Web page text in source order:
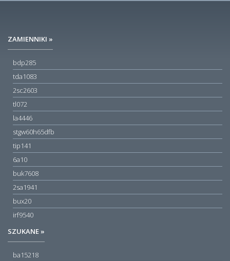
ZAMIENNIKI »
bdp285
tda1083
2sc2603
tl072
la4446
stgw60h65dfb
tip141
6a10
buk7608
2sa1941
bux20
irf9540
SZUKANE »
ba15218